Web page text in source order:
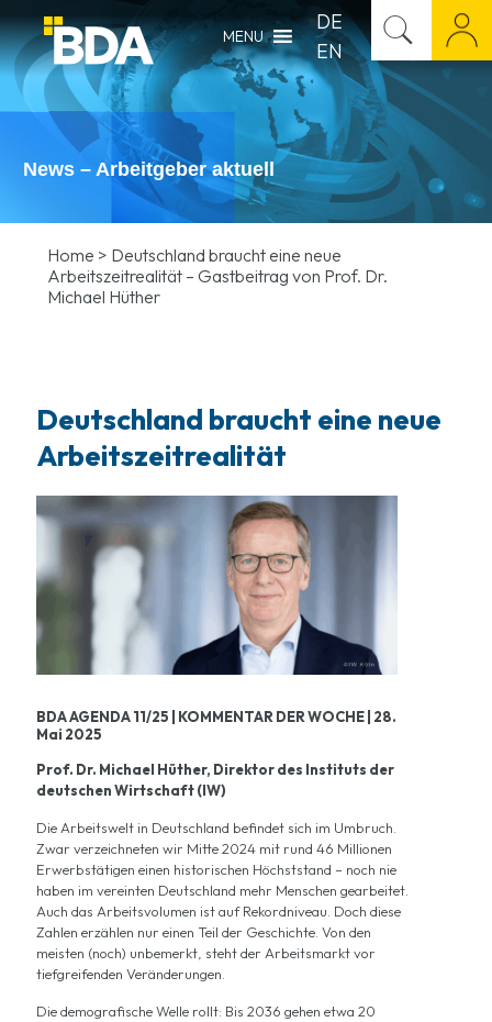
MENU
DE
EN
News – Arbeitgeber aktuell
Home > Deutschland braucht eine neue
Arbeitszeitrealität – Gastbeitrag von Prof. Dr.
Michael Hüther
Deutschland braucht eine neue
Arbeitszeitrealität
BDA AGENDA 11/25 | KOMMENTAR DER WOCHE | 28.
Mai 2025
Prof. Dr. Michael Hüther, Direktor des Instituts der
deutschen Wirtschaft (IW)
Die Arbeitswelt in Deutschland befindet sich im Umbruch.
Zwar verzeichneten wir Mitte 2024 mit rund 46 Millionen
Erwerbstätigen einen historischen Höchststand – noch nie
haben im vereinten Deutschland mehr Menschen gearbeitet.
Auch das Arbeitsvolumen ist auf Rekordniveau. Doch diese
Zahlen erzählen nur einen Teil der Geschichte. Von den
meisten (noch) unbemerkt, steht der Arbeitsmarkt vor
tiefgreifenden Veränderungen.
Die demografische Welle rollt: Bis 2036 gehen etwa 20